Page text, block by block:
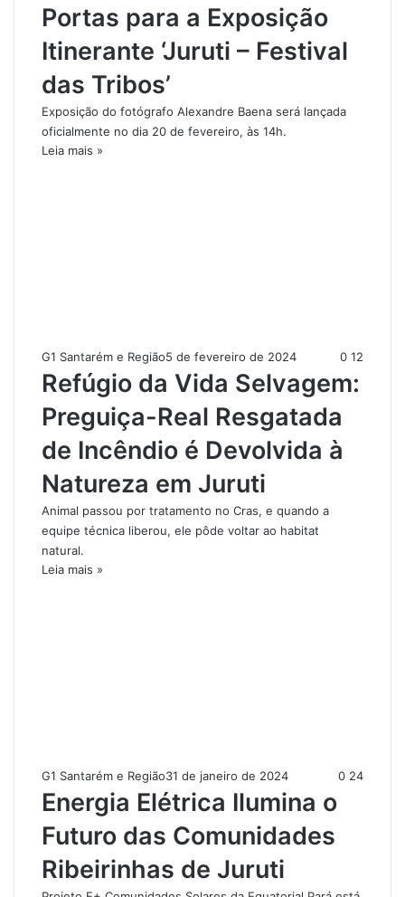
Portas para a Exposição
Itinerante ‘Juruti – Festival
das Tribos’
Exposição do fotógrafo Alexandre Baena será lançada
oficialmente no dia 20 de fevereiro, às 14h.
Leia mais »
G1 Santarém e Região5 de fevereiro de 2024 0 12
Refúgio da Vida Selvagem:
Preguiça-Real Resgatada
de Incêndio é Devolvida à
Natureza em Juruti
Animal passou por tratamento no Cras, e quando a
equipe técnica liberou, ele pôde voltar ao habitat
natural.
Leia mais »
G1 Santarém e Região31 de janeiro de 2024 0 24
Energia Elétrica Ilumina o
Futuro das Comunidades
Ribeirinhas de Juruti